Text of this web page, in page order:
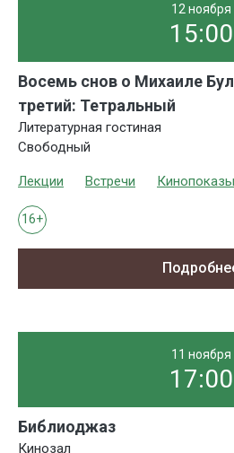
12 ноября
15:00
Восемь снов о Михаиле
третий: Тетральный
Литературная гостиная
Свободный
Лекции Встречи Кинопоказы
16+
11 ноября
17:00
Библиоджаз
Кинозал